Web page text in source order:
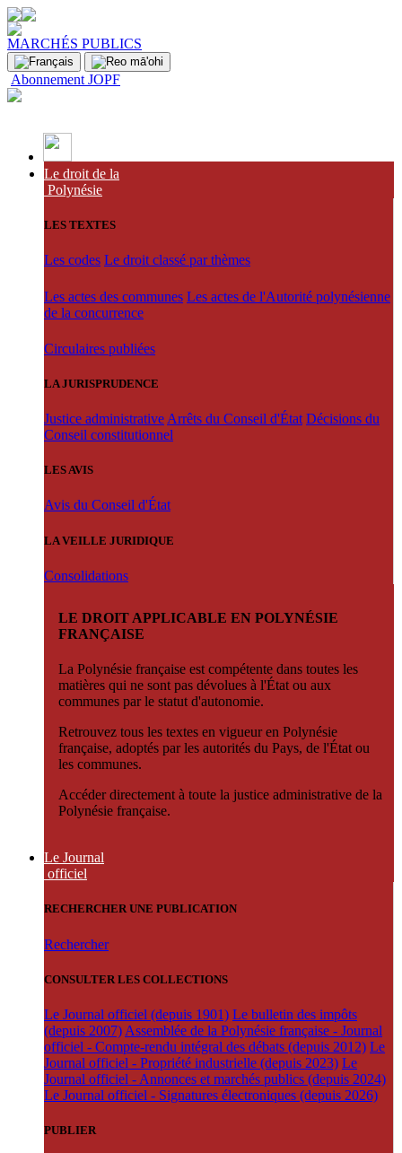
MARCHÉS PUBLICS
Abonnement JOPF
Le droit de la
Polynésie
LES TEXTES
Les codes Le droit classé par thèmes
Les actes des communes Les actes de l'Autorité polynésienne
de la concurrence
Circulaires publiées
LA JURISPRUDENCE
Justice administrative Arrêts du Conseil d'État Décisions du
Conseil constitutionnel
LES AVIS
Avis du Conseil d'État
LA VEILLE JURIDIQUE
Consolidations
LE DROIT APPLICABLE EN POLYNÉSIE
FRANÇAISE
La Polynésie française est compétente dans toutes les
matières qui ne sont pas dévolues à l'État ou aux
communes par le statut d'autonomie.
Retrouvez tous les textes en vigueur en Polynésie
française, adoptés par les autorités du Pays, de l'État ou
les communes.
Accéder directement à toute la justice administrative de la
Polynésie française.
Le Journal
officiel
RECHERCHER UNE PUBLICATION
Rechercher
CONSULTER LES COLLECTIONS
Le Journal officiel (depuis 1901) Le bulletin des impôts
(depuis 2007) Assemblée de la Polynésie française - Journal
officiel - Compte-rendu intégral des débats (depuis 2012) Le
Journal officiel - Propriété industrielle (depuis 2023) Le
Journal officiel - Annonces et marchés publics (depuis 2024)
Le Journal officiel - Signatures électroniques (depuis 2026)
PUBLIER